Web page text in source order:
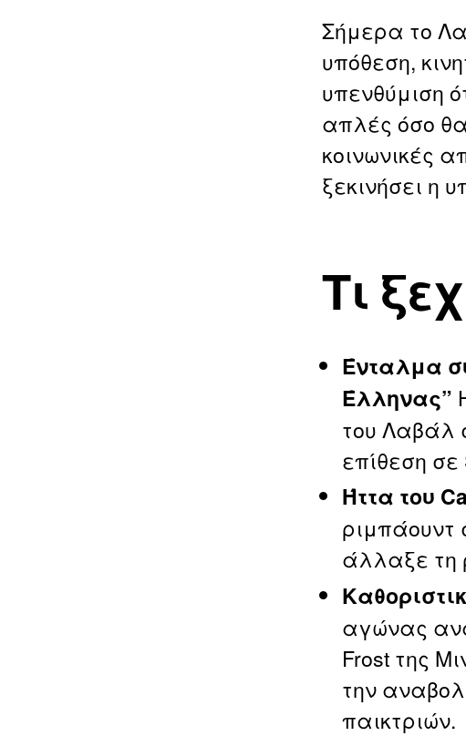
Σήμερα το
υπόθεση,
υπενθύμιση
απλές όσο
κοινωνικές
ξεκινήσει η
Τι
Ένταλμα
Έλληνας”
του Λαβάλ
επίθεση σε
Ήττα του
ριμπάουντ
άλλαξε τη
αγώνας
Frost της
την
παικτριών.